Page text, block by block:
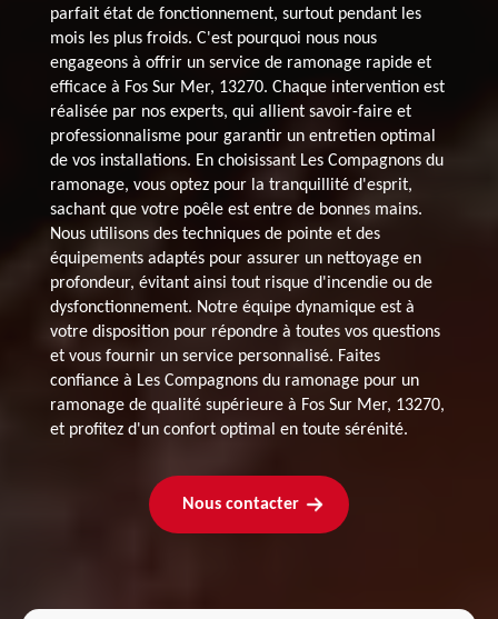
parfait état de fonctionnement, surtout pendant les
mois les plus froids. C'est pourquoi nous nous
engageons à offrir un service de ramonage rapide et
efficace à Fos Sur Mer, 13270. Chaque intervention est
réalisée par nos experts, qui allient savoir-faire et
professionnalisme pour garantir un entretien optimal
de vos installations. En choisissant Les Compagnons du
ramonage, vous optez pour la tranquillité d'esprit,
sachant que votre poêle est entre de bonnes mains.
Nous utilisons des techniques de pointe et des
équipements adaptés pour assurer un nettoyage en
profondeur, évitant ainsi tout risque d'incendie ou de
dysfonctionnement. Notre équipe dynamique est à
votre disposition pour répondre à toutes vos questions
et vous fournir un service personnalisé. Faites
confiance à Les Compagnons du ramonage pour un
ramonage de qualité supérieure à Fos Sur Mer, 13270,
et profitez d'un confort optimal en toute sérénité.
Nous contacter